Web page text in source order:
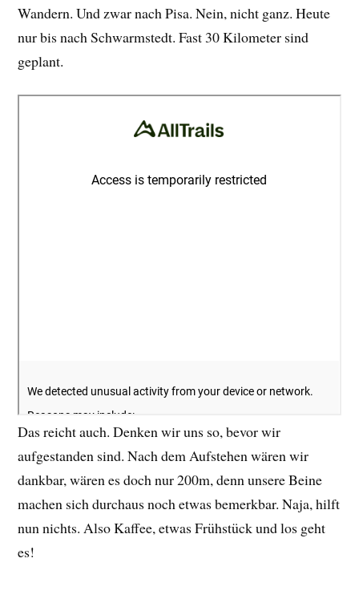
Wandern. Und zwar nach Pisa. Nein, nicht ganz. Heute
nur bis nach Schwarmstedt. Fast 30 Kilometer sind
geplant.
Das reicht auch. Denken wir uns so, bevor wir
aufgestanden sind. Nach dem Aufstehen wären wir
dankbar, wären es doch nur 200m, denn unsere Beine
machen sich durchaus noch etwas bemerkbar. Naja, hilft
nun nichts. Also Kaffee, etwas Frühstück und los geht
es!